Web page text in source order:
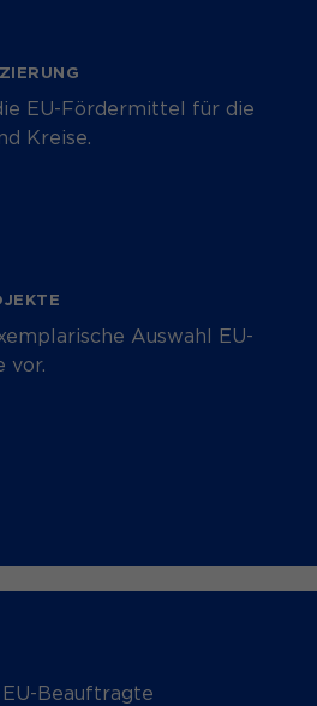
EU-Fördermittel für die
Kreise.
Auswahl EU-
vor.
Beauftragte